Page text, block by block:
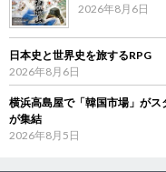
2026年8月6日
日本史と世界史を旅するRPG
2026年8月6日
横浜高島屋で「韓国市場」が
が集結
2026年8月5日